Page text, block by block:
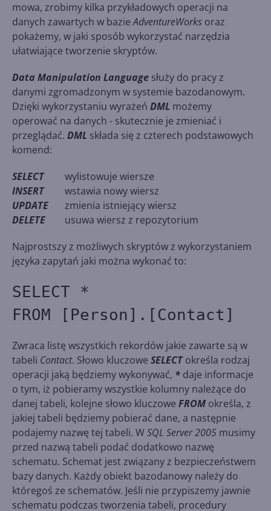
mowa, zrobimy kilka przykładowych operacji na
danych zawartych w bazieAdventureWorks oraz
pokażemy, w jaki sposób wykorzystać narzędzia
ułatwiające tworzenie skryptów.
Data Manipulation Language służy do pracy z
danymi zgromadzonym w systemie bazodanowym.
Dzięki wykorzystaniu wyrażeń DML możemy
operować na danych - skutecznie je zmieniać i
przeglądać. DML składa się z czterech podstawowych
komend:
SELECT
wylistowuje wiersze
INSERT
wstawia nowy wiersz
UPDATE
zmienia istniejący wiersz
DELETE
usuwa wiersz z repozytorium
Najprostszy z możliwych skryptów z wykorzystaniem
języka zapytań jaki można wykonać to:
SELECT *
FROM [Person].[Contact]
Zwraca listę wszystkich rekordów jakie zawarte są w
tabeli Contact. Słowo kluczowe SELECTokreśla rodzaj
operacji jaką będziemy wykonywać, * daje informacje
o tym, iż pobieramy wszystkie kolumny należące do
danej tabeli, kolejne słowo kluczowe FROM określa, z
jakiej tabeli będziemy pobierać dane, a następnie
podajemy nazwę tej tabeli. WSQL Server 2005 musimy
przed nazwą tabeli podać dodatkowo nazwę
schematu. Schemat jest związany z bezpieczeństwem
bazy danych. Każdy obiekt bazodanowy należy do
któregoś ze schematów. Jeśli nie przypiszemy jawnie
schematu podczas tworzenia tabeli, procedury